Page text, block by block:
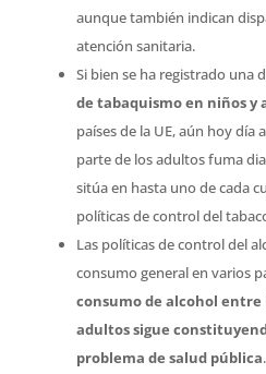
aunque también indican
atención sanitaria.
Si bien se ha registrado una
de tabaquismo en niños y
países de la UE, aún hoy
parte de los adultos fuma
sitúa en hasta uno de cada
políticas de control del
Las políticas de control del
consumo general en varios
consumo de alcohol entre
adultos sigue
problema de salud pública